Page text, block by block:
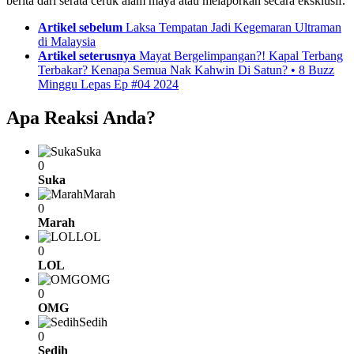
Artikel sebelum Laksa Tempatan Jadi Kegemaran Ultraman
di Malaysia
Artikel seterusnya Mayat Bergelimpangan?! Kapal Terbang
Terbakar? Kenapa Semua Nak Kahwin Di Satun? • 8 Buzz
Minggu Lepas Ep #04 2024
Apa Reaksi Anda?
Suka
0
Suka
Marah
0
Marah
LOL
0
LOL
OMG
0
OMG
Sedih
0
Sedih